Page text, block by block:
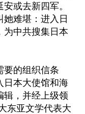
或去新四军。
难堪：进入日
为中共搜集日本
要的组织信条
日本大使馆和海
辑，并经上级领
东亚文学代表大